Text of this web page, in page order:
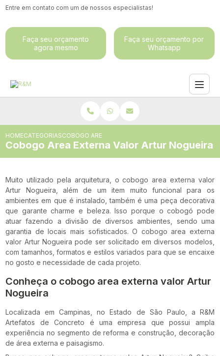
Entre em contato com um de nossos especialistas!
Faça seu orçamento
agora mesmo
Faça seu orçamento por
Whatsapp
HOMECATEGORIASCOBOGO AREA EXTERNA VALOR ARTUR NOGUEIRA
Cobogo Area Externa Valor Artur Nogueira
Muito utilizado pela arquitetura, o cobogo area externa valor
Artur Nogueira, além de um item muito funcional para os
ambientes em que é instalado, também é uma peça decorativa
que garante charme e beleza. Isso porque o cobogó pode
atuar fazendo a divisão de diversos ambientes, sendo uma
garantia de locais mais sofisticados. O cobogo area externa
valor Artur Nogueira pode ser solicitado em diversos modelos,
com tamanhos, formatos e estilos variados para que se encaixe
no gosto e necessidade de cada projeto.
Conheça o cobogo area externa valor Artur
Nogueira
Localizada em Campinas, no Estado de São Paulo, a R&M
Artefatos de Concreto é uma empresa que possui ampla
experiência no segmento de reforma e construção, decoração
de área externa e paisagismo.